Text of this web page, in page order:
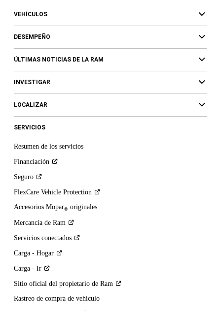
VEHÍCULOS
DESEMPEÑO
ÚLTIMAS NOTICIAS DE LA RAM
INVESTIGAR
LOCALIZAR
SERVICIOS
Resumen de los servicios
Financiación
Seguro
FlexCare Vehicle Protection
Accesorios Mopar® originales
Mercancía de Ram
Servicios conectados
Carga - Hogar
Carga - Ir
Sitio oficial del propietario de Ram
Rastreo de compra de vehículo